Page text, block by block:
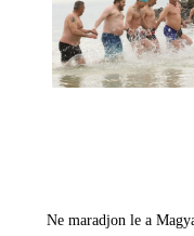
Ne maradjon le a